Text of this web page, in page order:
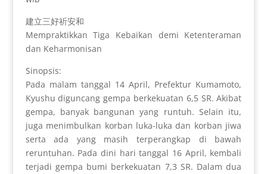
建立三好祈安和
Mempraktikkan Tiga Kebaikan demi Ketenteraman
dan Keharmonisan
Sinopsis:
Pada malam tanggal 14 April, Prefektur Kumamoto,
Kyushu diguncang gempa berkekuatan 6,5 SR. Akibat
gempa, banyak bangunan yang runtuh. Selain itu,
juga menimbulkan korban luka-luka dan korban jiwa
serta ada yang masih terperangkap di bawah
reruntuhan. Pada dini hari tanggal 16 April, kembali
terjadi gempa bumi berkekuatan 7,3 SR. Dalam dua